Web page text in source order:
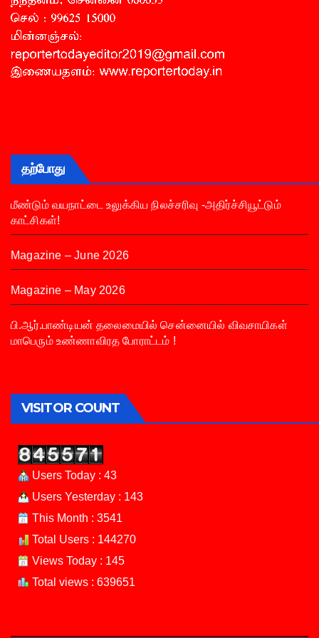
தற்போது
மீண்டும் வயநாட்டை உலுக்கிய நிலச்சரிவு -அதிர்ச்சியூட்டும்
காட்சிகள்!
Magazine – June 2026
Magazine – May 2026
பி.ஆர்.பாண்டியன் தலைமையில் சென்னையில் விவசாயிகள்
மாபெரும் உண்ணாவிரத போராட்டம் !
VISITOR COUNT
Users Today : 43
Users Yesterday : 143
This Month : 3541
Total Users : 144270
Views Today : 145
Total views : 639651